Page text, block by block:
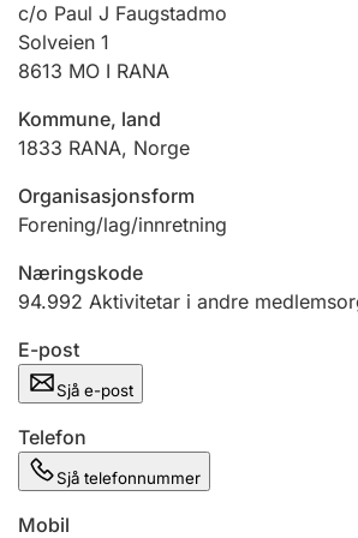
Jeger
Betaling og jegeravgiftskort
Ektepaktrettleiaren
c/o Paul J Faugstadmo
Solveien 1
8613 MO I RANA
Kommune, land
1833 RANA, Norge
Organisasjonsform
Forening/lag/innretning
Næringskode
94.992 Aktivitetar i andre
E-post
Sjå e-post
Telefon
Sjå telefonnummer
Mobil